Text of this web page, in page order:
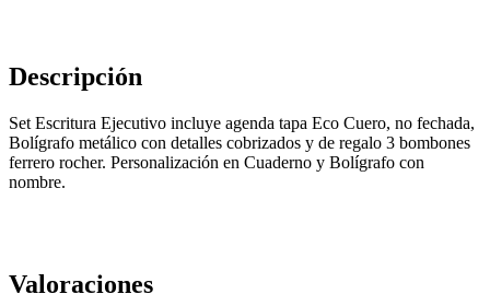
Descripción
Set Escritura Ejecutivo incluye agenda tapa Eco Cuero, no fechada,
Bolígrafo metálico con detalles cobrizados y de regalo 3 bombones
ferrero rocher. Personalización en Cuaderno y Bolígrafo con
nombre.
Valoraciones